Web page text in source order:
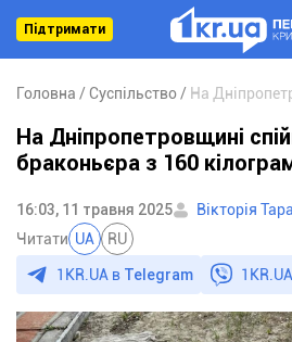
Підтримати
Головна Суспільство
На Дніпропетровщині
браконьєра з 160
16:03, 11 травня 2025
Вікторія
Читати UA RU
1KR.UA в Telegram